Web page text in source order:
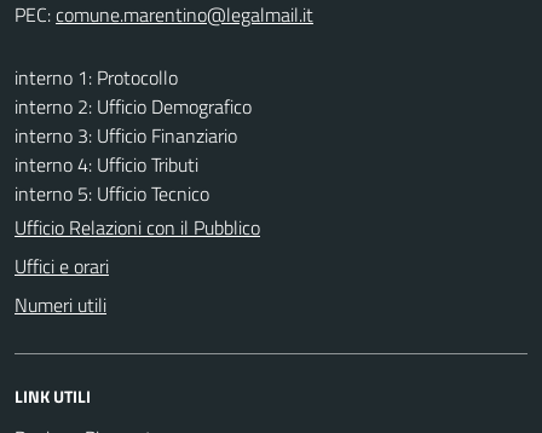
PEC:
interno 1: Protocollo
interno 2: Ufficio Demografico
interno 3: Ufficio Finanziario
interno 4: Ufficio Tributi
interno 5: Ufficio Tecnico
Ufficio Relazioni con il Pubblico
Uffici e orari
Numeri utili
LINK UTILI